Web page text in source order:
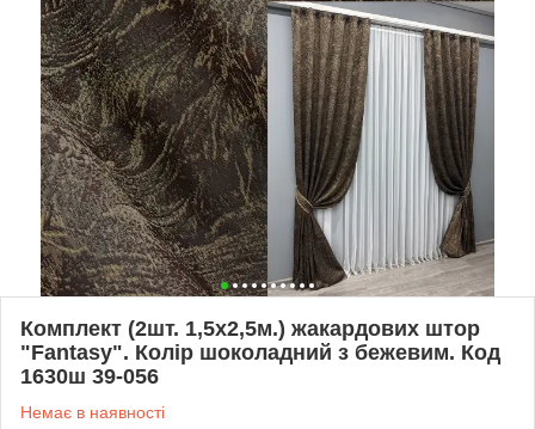
Комплект (2шт. 1,5х2,5м.) жакардових штор
"Fantasy". Колір шоколадний з бежевим. Код
1630ш 39-056
Немає в наявності